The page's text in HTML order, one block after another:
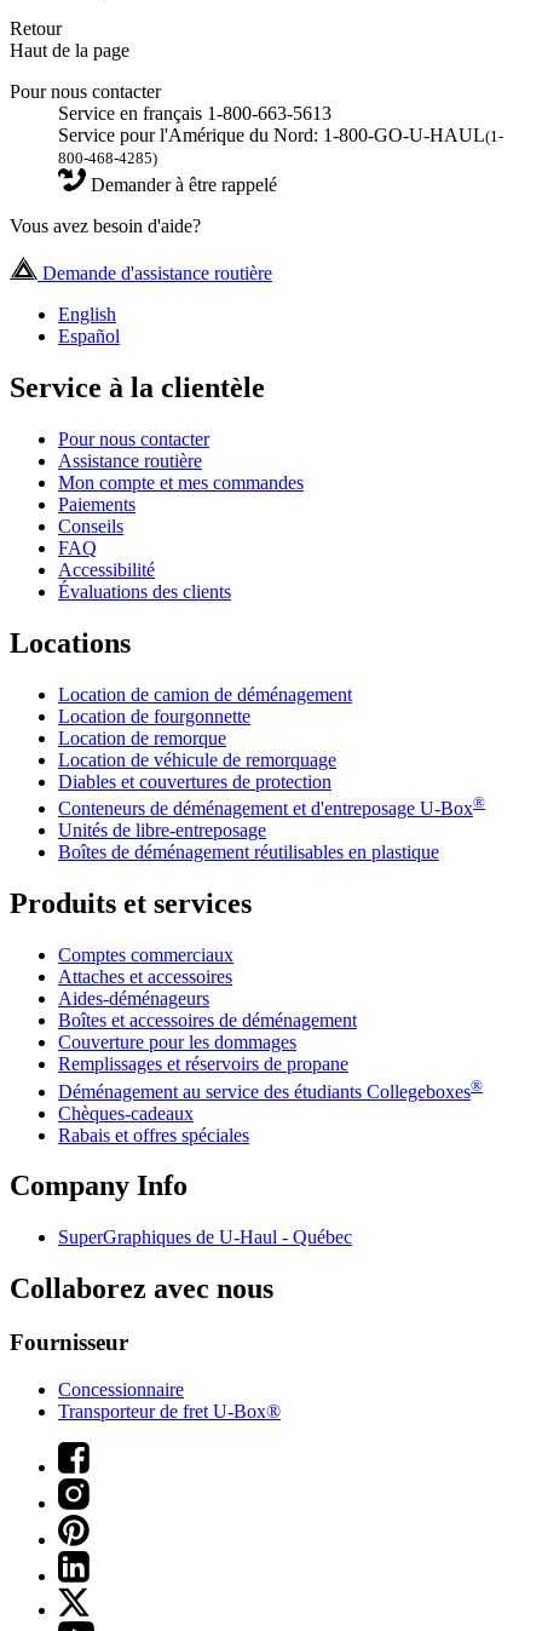
Retour
Haut de la page
Pour nous contacter
Service en français 1-800-663-5613
Service pour l'Amérique du Nord: 1-800-GO-U-HAUL(1-
800-468-4285)
Demander à être rappelé
Vous avez besoin d'aide?
Demande d'assistance routière
English
Español
Service à la clientèle
Pour nous contacter
Assistance routière
Mon compte et mes commandes
Paiements
Conseils
FAQ
Accessibilité
Évaluations des clients
Locations
Location de camion de déménagement
Location de fourgonnette
Location de remorque
Location de véhicule de remorquage
Diables et couvertures de protection
Conteneurs de déménagement et d'entreposage U-Box®
Unités de libre-entreposage
Boîtes de déménagement réutilisables en plastique
Produits et services
Comptes commerciaux
Attaches et accessoires
Aides-déménageurs
Boîtes et accessoires de déménagement
Couverture pour les dommages
Remplissages et réservoirs de propane
Déménagement au service des étudiants Collegeboxes®
Chèques-cadeaux
Rabais et offres spéciales
Company Info
SuperGraphiques de U-Haul - Québec
Collaborez avec nous
Fournisseur
Concessionnaire
Transporteur de fret U-Box®